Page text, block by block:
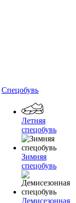
Спецобувь
Летняя
спецобувь
Зимняя
спецобувь
Демисезонная